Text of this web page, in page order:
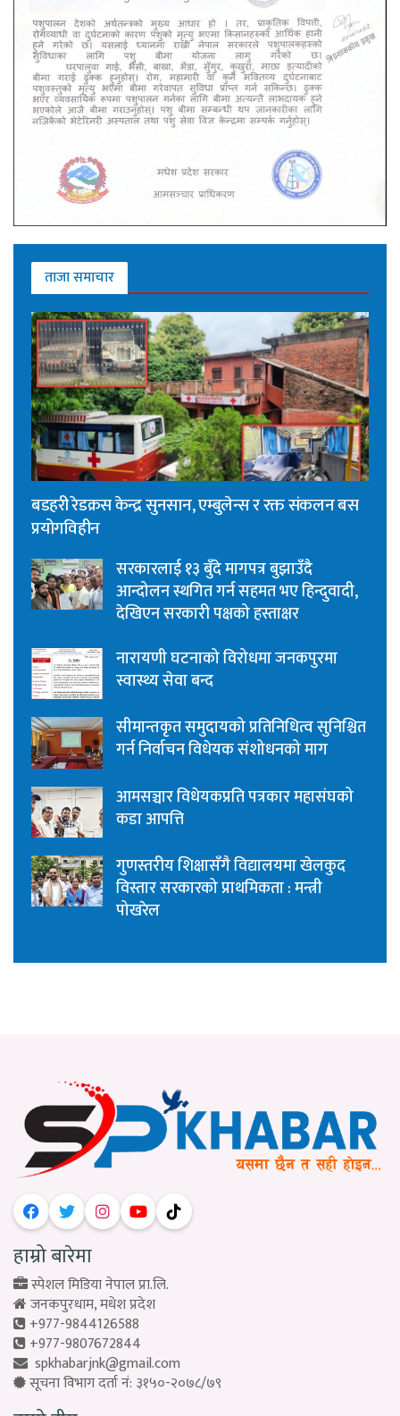
ताजा समाचार
बडहरी रेडक्रस केन्द्र सुनसान, एम्बुलेन्स र रक्त संकलन बस
प्रयोगविहीन
सरकारलाई १३ बुँदे मागपत्र बुझाउँदै
आन्दोलन स्थगित गर्न सहमत भए हिन्दुवादी,
देखिएन सरकारी पक्षको हस्ताक्षर
नारायणी घटनाको विरोधमा जनकपुरमा
स्वास्थ्य सेवा बन्द
सीमान्तकृत समुदायको प्रतिनिधित्व सुनिश्चित
गर्न निर्वाचन विधेयक संशोधनको माग
आमसञ्चार विधेयकप्रति पत्रकार महासंघको
कडा आपत्ति
गुणस्तरीय शिक्षासँगै विद्यालयमा खेलकुद
विस्तार सरकारको प्राथमिकता : मन्त्री
पोखरेल
हाम्रो बारेमा
स्पेशल मिडिया नेपाल प्रा.लि.
जनकपुरधाम, मधेश प्रदेश
+977-9844126588
+977-9807672844
spkhabarjnk@gmail.com
सूचना विभाग दर्ता नं: ३१५०-२०७८/७९